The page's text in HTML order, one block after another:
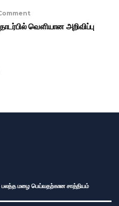
வௌியான அறிவிப்பு
மழை பெய்வதற்கான சாத்தியம்